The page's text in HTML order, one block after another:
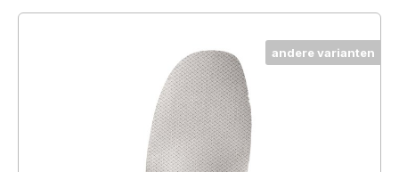
andere varianten